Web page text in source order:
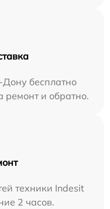
бесплатно
ремонт и обратно.
техники Indesit
2 часов.